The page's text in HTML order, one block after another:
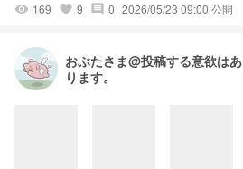
visibility 169 favorite 9 comment 0 2026/05/23 09:00 公開
おぶたさま@投稿する意欲はあ
ります。